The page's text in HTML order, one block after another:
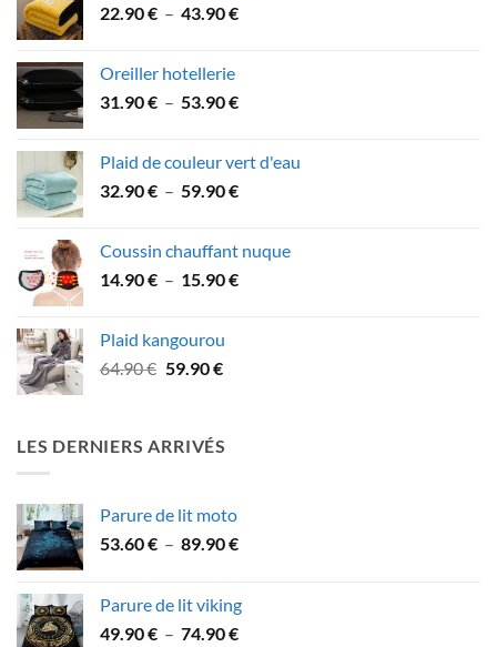
22.90€ – 43.90€Plage
à
Oreiller hotellerie
31.90€ – 53.90€Plage
31.90 €
à
Plaid de couleur vert d'eau
32.90€ – 59.90€Plage
32.90 €
à
Coussin chauffant nuque
14.90€ – 15.90€Plage
Plaid kangourou
64.90€ Le
était :
64.90 €.
59.90€Le
est :
59.90 €.
LES DERNIERS ARRIVÉS
Parure de lit moto
53.60€ – 89.90€Plage
53.60 €
à
Parure de lit viking
49.90€ – 74.90€Plage